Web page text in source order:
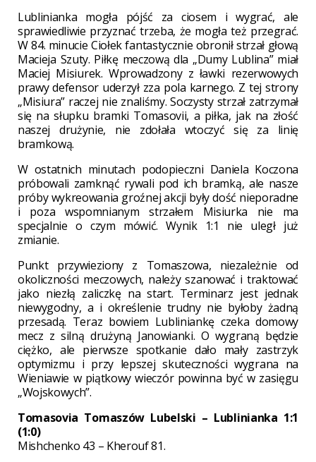
Lublinianka mogła pójść za ciosem i wygrać, ale
sprawiedliwie przyznać trzeba, że mogła też przegrać.
W 84. minucie Ciołek fantastycznie obronił strzał głową
Macieja Szuty. Piłkę meczową dla „Dumy Lublina” miał
Maciej Misiurek. Wprowadzony z ławki rezerwowych
prawy defensor uderzył zza pola karnego. Z tej strony
„Misiura” raczej nie znaliśmy. Soczysty strzał zatrzymał
się na słupku bramki Tomasovii, a piłka, jak na złość
naszej drużynie, nie zdołała wtoczyć się za linię
bramkową.
W ostatnich minutach podopieczni Daniela Koczona
próbowali zamknąć rywali pod ich bramką, ale nasze
próby wykreowania groźnej akcji były dość nieporadne
i poza wspomnianym strzałem Misiurka nie ma
specjalnie o czym mówić. Wynik 1:1 nie uległ już
zmianie.
Punkt przywieziony z Tomaszowa, niezależnie od
okoliczności meczowych, należy szanować i traktować
jako niezłą zaliczkę na start. Terminarz jest jednak
niewygodny, a i określenie trudny nie byłoby żadną
przesadą. Teraz bowiem Lubliniankę czeka domowy
mecz z silną drużyną Janowianki. O wygraną będzie
ciężko, ale pierwsze spotkanie dało mały zastrzyk
optymizmu i przy lepszej skuteczności wygrana na
Wieniawie w piątkowy wieczór powinna być w zasięgu
„Wojskowych”.
Tomasovia Tomaszów Lubelski – Lublinianka 1:1
(1:0)
Mishchenko 43 – Kherouf 81.